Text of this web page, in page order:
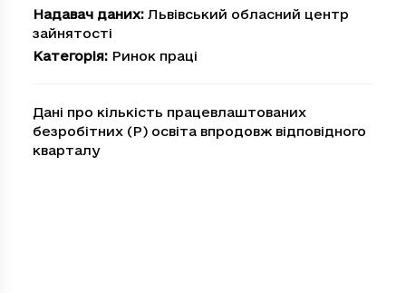
Надавач даних: Львівський обласний центр
зайнятості
Категорія: Ринок праці
Дані про кількість працевлаштованих
безробітних (P) освіта впродовж відповідного
кварталу